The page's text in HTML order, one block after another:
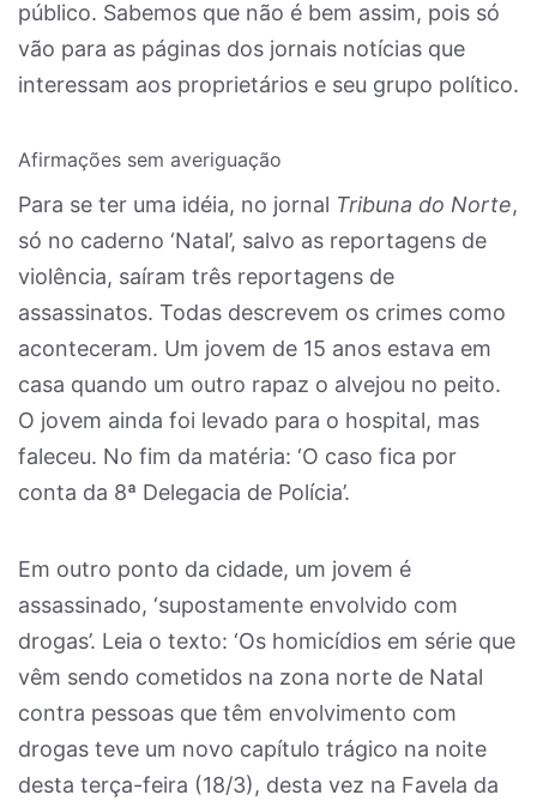
público. Sabemos que não é bem assim, pois só
vão para as páginas dos jornais notícias que
interessam aos proprietários e seu grupo político.
Afirmações sem averiguação
Para se ter uma idéia, no jornal Tribuna do Norte,
só no caderno ‘Natal’, salvo as reportagens de
violência, saíram três reportagens de
assassinatos. Todas descrevem os crimes como
aconteceram. Um jovem de 15 anos estava em
casa quando um outro rapaz o alvejou no peito.
O jovem ainda foi levado para o hospital, mas
faleceu. No fim da matéria: ‘O caso fica por
conta da 8ª Delegacia de Polícia’.
Em outro ponto da cidade, um jovem é
assassinado, ‘supostamente envolvido com
drogas’. Leia o texto: ‘Os homicídios em série que
vêm sendo cometidos na zona norte de Natal
contra pessoas que têm envolvimento com
drogas teve um novo capítulo trágico na noite
desta terça-feira (18/3), desta vez na Favela da